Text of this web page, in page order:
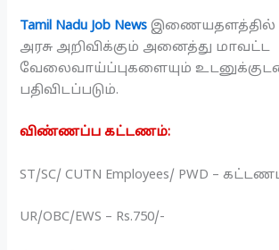
Tamil Nadu Job News இணையதளத்தில்
அரசு அறிவிக்கும் அனைத்து மாவட்ட
வேலைவாய்ப்புகளையும்
பதிவிடப்படும்.
விண்ணப்ப கட்டணம்:
ST/SC/ CUTN Employees/ PWD –
UR/OBC/EWS – Rs.750/-